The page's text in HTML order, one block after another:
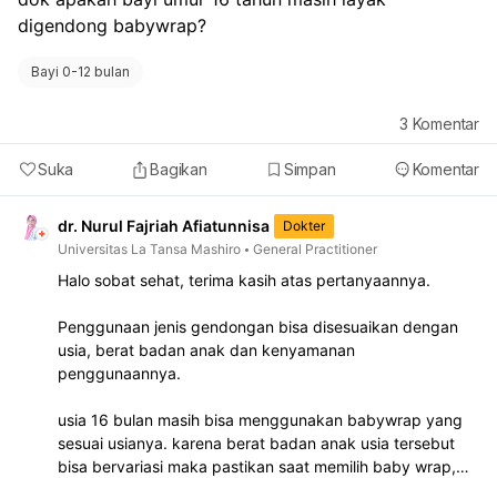
digendong babywrap?
Bayi 0-12 bulan
Suka Bagikan Simpan Komentar
3 Komentar
dr. Nurul Fajriah Afiatunnisa
Dokter
Universitas La Tansa Mashiro
General Practitioner
Halo sobat sehat, terima kasih atas pertanyaannya.
Penggunaan jenis gendongan bisa disesuaikan dengan
usia, berat badan anak dan kenyamanan
penggunaannya.
usia 16 bulan masih bisa menggunakan babywrap yang
sesuai usianya. karena berat badan anak usia tersebut
bisa bervariasi maka pastikan saat memilih baby wrap,